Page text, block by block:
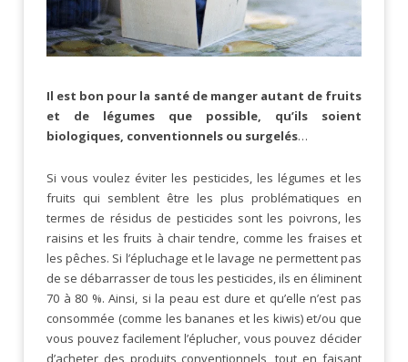
Il est bon pour la santé de manger autant de fruits
et de légumes que possible, qu’ils soient
biologiques, conventionnels ou surgelés…
Si vous voulez éviter les pesticides, les légumes et les
fruits qui semblent être les plus problématiques en
termes de résidus de pesticides sont les poivrons, les
raisins et les fruits à chair tendre, comme les fraises et
les pêches. Si l’épluchage et le lavage ne permettent pas
de se débarrasser de tous les pesticides, ils en éliminent
70 à 80 %. Ainsi, si la peau est dure et qu’elle n’est pas
consommée (comme les bananes et les kiwis) et/ou que
vous pouvez facilement l’éplucher, vous pouvez décider
d’acheter des produits conventionnels, tout en faisant